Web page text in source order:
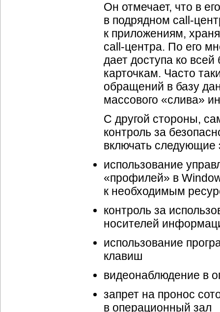
Он отмечает, что в
в подрядном call-
к приложениям,
call-центра. По его
дает доступа ко
карточкам. Часто
обращений в базу
массового «слива»
С другой стороны,
контроль за
включать следующие
использование
«профилей» в
к необходимым
контроль за
носителей
использование
клавиш
видеонаблюдение в
запрет на пронос
в операционный зал